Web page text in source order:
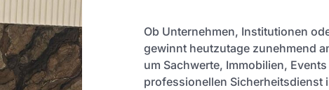
Ob Unternehmen, Institutionen
gewinnt heutzutage zunehmend
um Sachwerte, Immobilien,
professionellen Sicherheitsdienst